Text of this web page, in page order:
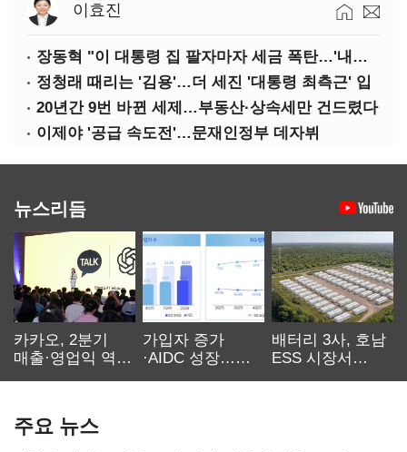
이효진
장동혁 "이 대통령 집 팔자마자 세금 폭탄…'내로남불'"
정청래 때리는 '김용'…더 세진 '대통령 최측근' 입
20년간 9번 바뀐 세제…부동산·상속세만 건드렸다
이제야 '공급 속도전'…문재인정부 데자뷔
뉴스리듬
카카오, 2분기
매출·영업익 역대
가입자 증가
·AIDC 성장…
배터리 3사, 호남
ESS 시장서
주요 뉴스